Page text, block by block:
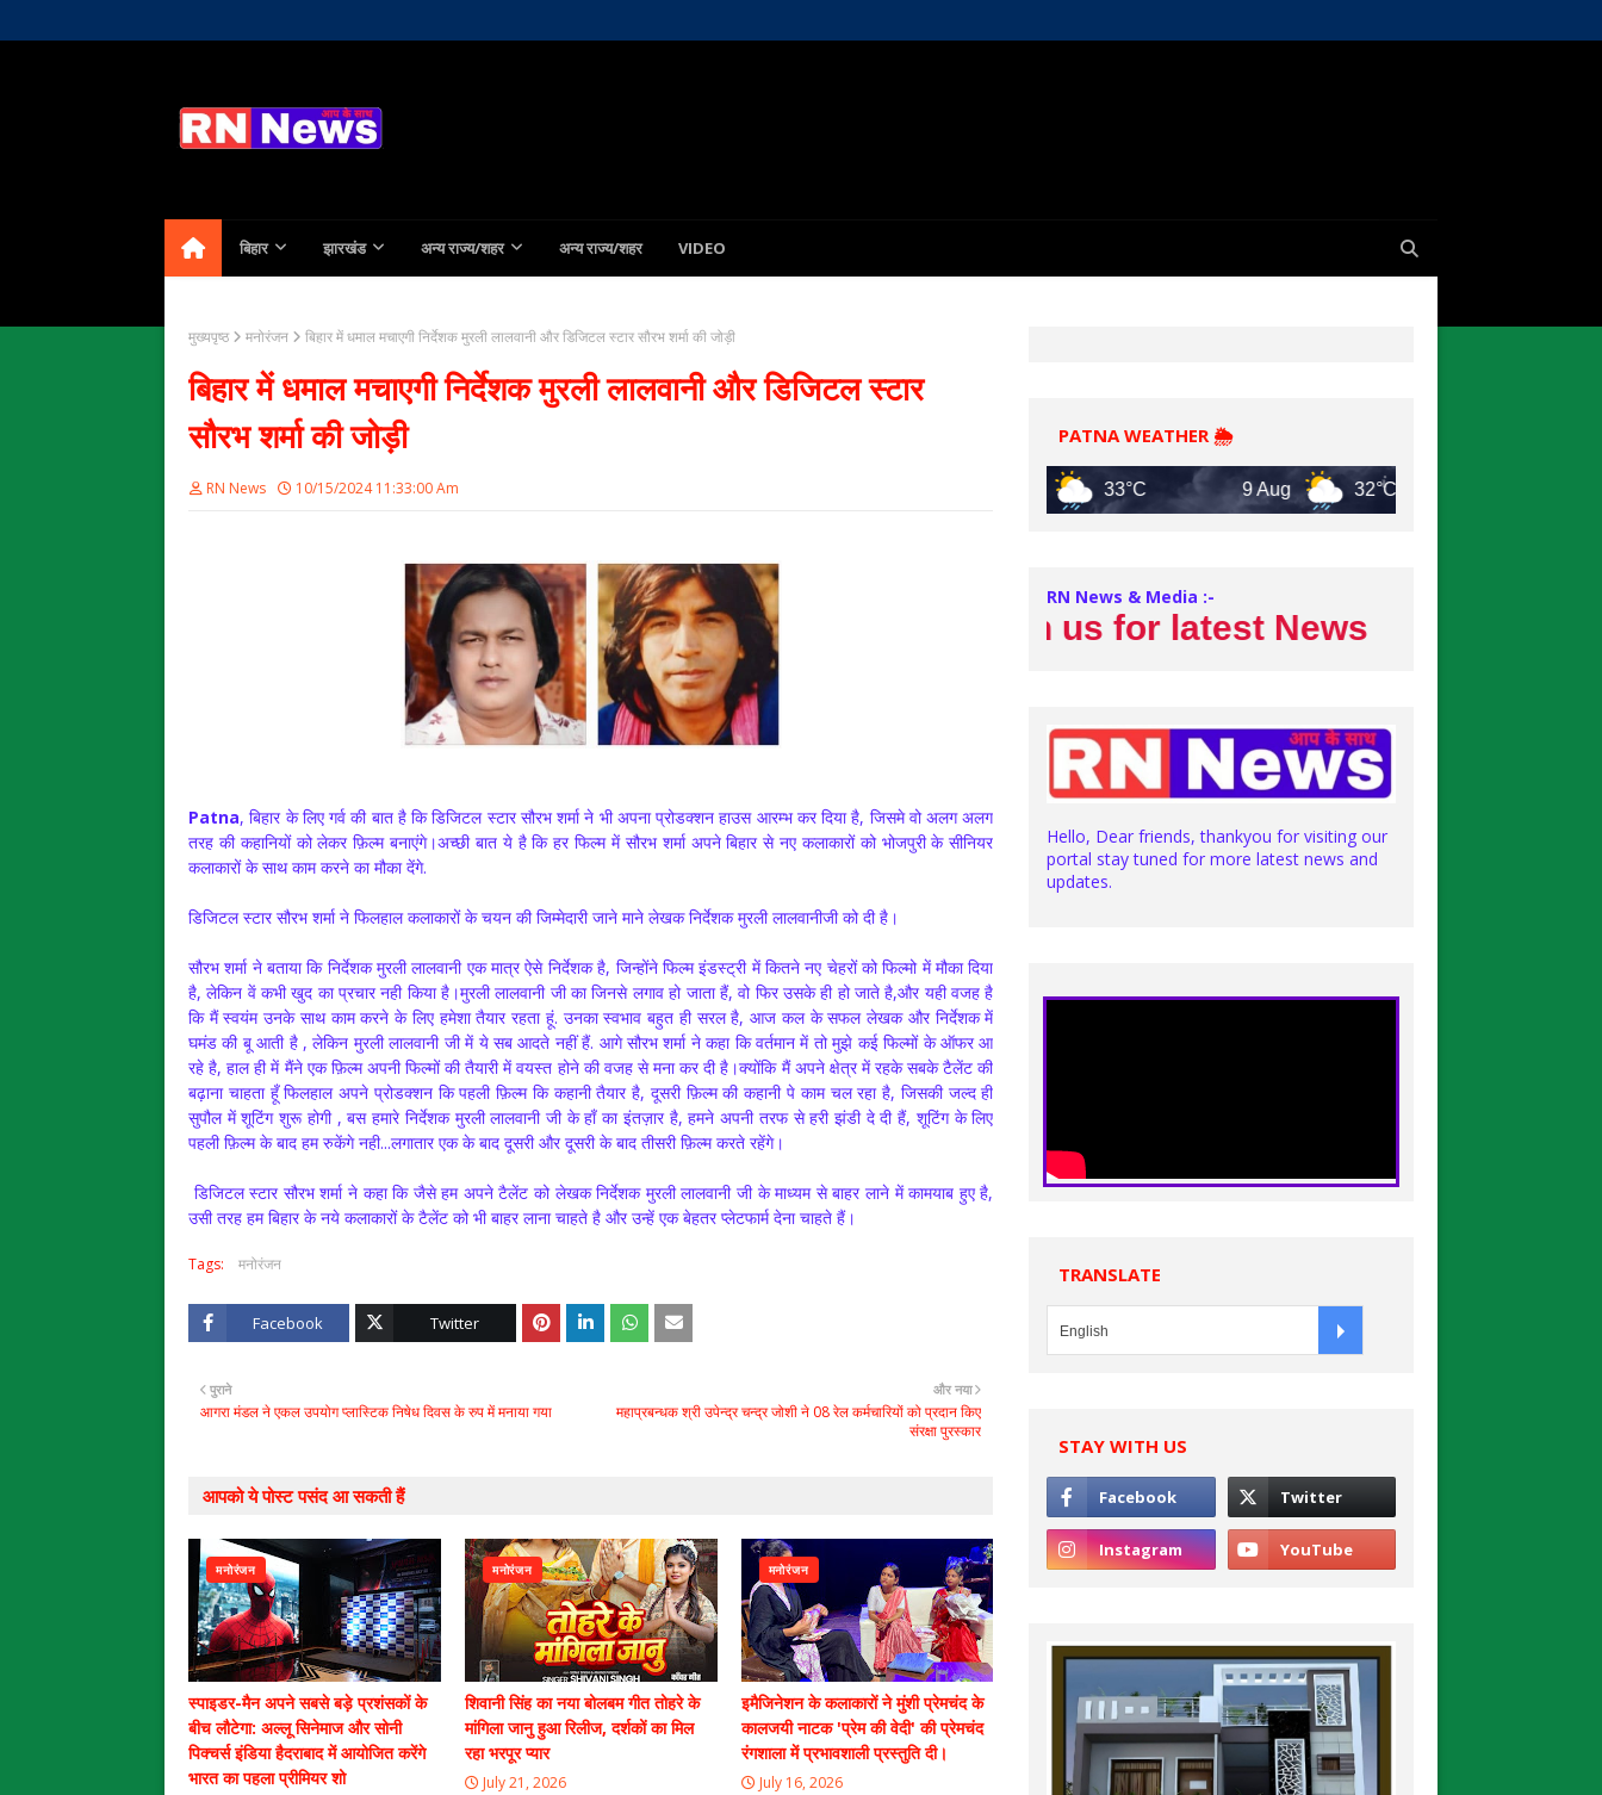
बिहार झारखंड अन्य राज्य/शहर अन्य राज्य/शहर VIDEO
मुख्यपृष्ठ मनोरंजन बिहार में धमाल मचाएगी निर्देशक मुरली लालवानी और डिजिटल स्टार सौरभ शर्मा की जोड़ी
बिहार में धमाल मचाएगी निर्देशक मुरली लालवानी और डिजिटल स्टार
सौरभ शर्मा की जोड़ी
RN News 10/15/2024 11:33:00 Am
Patna, बिहार के लिए गर्व की बात है कि डिजिटल स्टार सौरभ शर्मा ने भी अपना प्रोडक्शन हाउस आरम्भ कर दिया है, जिसमे वो अलग अलग
तरह की कहानियों को लेकर फ़िल्म बनाएंगे।अच्छी बात ये है कि हर फिल्म में सौरभ शर्मा अपने बिहार से नए कलाकारों को भोजपुरी के सीनियर
कलाकारों के साथ काम करने का मौका देंगे.
डिजिटल स्टार सौरभ शर्मा ने फिलहाल कलाकारों के चयन की जिम्मेदारी जाने माने लेखक निर्देशक मुरली लालवानीजी को दी है।
सौरभ शर्मा ने बताया कि निर्देशक मुरली लालवानी एक मात्र ऐसे निर्देशक है, जिन्होंने फिल्म इंडस्ट्री में कितने नए चेहरों को फिल्मो में मौका दिया
है, लेकिन वें कभी खुद का प्रचार नही किया है।मुरली लालवानी जी का जिनसे लगाव हो जाता हैं, वो फिर उसके ही हो जाते है,और यही वजह है
कि मैं स्वयंम उनके साथ काम करने के लिए हमेशा तैयार रहता हूं. उनका स्वभाव बहुत ही सरल है, आज कल के सफल लेखक और निर्देशक में
घमंड की बू आती है , लेकिन मुरली लालवानी जी में ये सब आदते नहीं हैं. आगे सौरभ शर्मा ने कहा कि वर्तमान में तो मुझे कई फिल्मों के ऑफर आ
रहे है, हाल ही में मैंने एक फ़िल्म अपनी फिल्मों की तैयारी में वयस्त होने की वजह से मना कर दी है।क्योंकि मैं अपने क्षेत्र में रहके सबके टैलेंट की
बढ़ाना चाहता हूँ फिलहाल अपने प्रोडक्शन कि पहली फ़िल्म कि कहानी तैयार है, दूसरी फ़िल्म की कहानी पे काम चल रहा है, जिसकी जल्द ही
सुपौल में शूटिंग शुरू होगी , बस हमारे निर्देशक मुरली लालवानी जी के हाँ का इंतज़ार है, हमने अपनी तरफ से हरी झंडी दे दी हैं, शूटिंग के लिए
पहली फ़िल्म के बाद हम रुकेंगे नही...लगातार एक के बाद दूसरी और दूसरी के बाद तीसरी फ़िल्म करते रहेंगे।
डिजिटल स्टार सौरभ शर्मा ने कहा कि जैसे हम अपने टैलेंट को लेखक निर्देशक मुरली लालवानी जी के माध्यम से बाहर लाने में कामयाब हुए है,
उसी तरह हम बिहार के नये कलाकारों के टैलेंट को भी बाहर लाना चाहते है और उन्हें एक बेहतर प्लेटफार्म देना चाहते हैं।
Tags: मनोरंजन
Facebook Twitter
और नया
महाप्रबन्धक श्री उपेन्द्र चन्द्र जोशी ने 08 रेल कर्मचारियों को प्रदान किए
संरक्षा पुरस्कार
पुराने
आगरा मंडल ने एकल उपयोग प्लास्टिक निषेध दिवस के रुप में मनाया गया
आपको ये पोस्ट पसंद आ सकती हैं
मनोरंजन
स्पाइडर-मैन अपने सबसे बड़े प्रशंसकों के
बीच लौटेगा: अल्लू सिनेमाज और सोनी
पिक्चर्स इंडिया हैदराबाद में आयोजित करेंगे
भारत का पहला प्रीमियर शो
मनोरंजन
शिवानी सिंह का नया बोलबम गीत तोहरे के
मांगिला जानु हुआ रिलीज, दर्शकों का मिल
रहा भरपूर प्यार
July 21, 2026
मनोरंजन
इमैजिनेशन के कलाकारों ने मुंशी प्रेमचंद के
कालजयी नाटक 'प्रेम की वेदी' की प्रेमचंद
रंगशाला में प्रभावशाली प्रस्तुति दी।
July 16, 2026
PATNA WEATHER 🌦️
33°C 9 Aug 32°C
RN News & Media :-
Stay with us for latest News
Hello, Dear friends, thankyou for visiting our
portal stay tuned for more latest news and
updates.
TRANSLATE
STAY WITH US